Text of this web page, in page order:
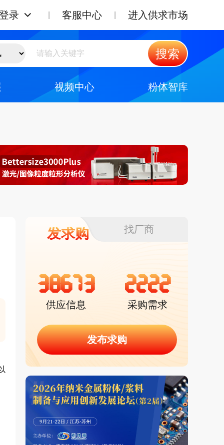
录 客服中心 进入供求市场
搜索
视频中心 粉体智库
发求购 找厂商
38673
供应信息
2222
采购需求
发布求购